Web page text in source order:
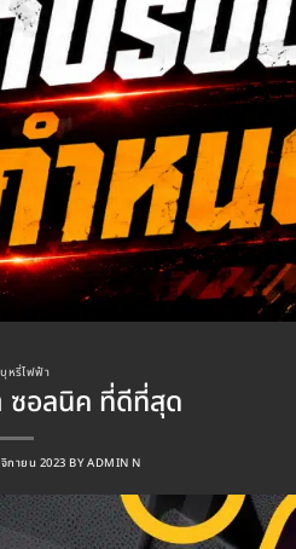
หรี่ไฟฟ้า
ซอลนิค ที่ดีที่สุด
กายน 2023 BYADMIN N